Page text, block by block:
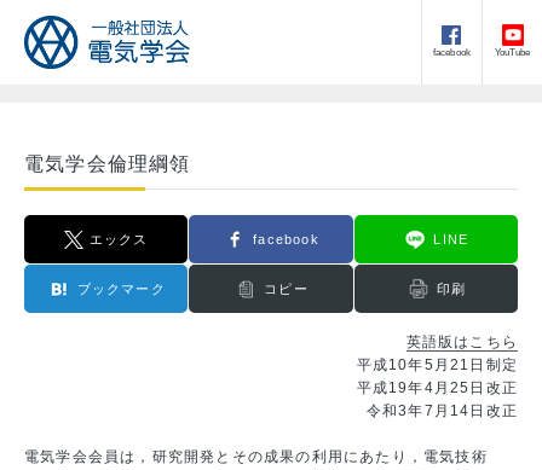
facebook YouTube
電気学会倫理綱領
エックス facebook LINE
ブックマーク コピー 印刷
英語版はこちら
平成10年5月21日制定
平成19年4月25日改正
令和3年7月14日改正
電気学会会員は，研究開発とその成果の利用にあたり，電気技術